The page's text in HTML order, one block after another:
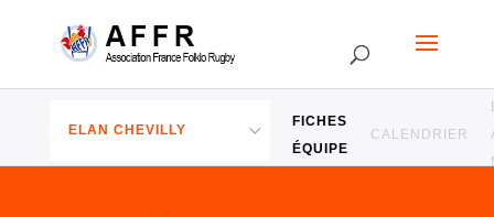
FICHES
ÉQUIPE
CALENDRIER